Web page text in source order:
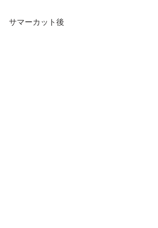
サマーカット後